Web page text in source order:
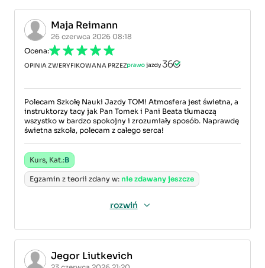
Maja Reimann
26 czerwca 2026 08:18
Ocena:
OPINIA ZWERYFIKOWANA PRZEZ
Polecam Szkołę Nauki Jazdy TOM! Atmosfera jest świetna, a
instruktorzy tacy jak Pan Tomek i Pani Beata tłumaczą
wszystko w bardzo spokojny i zrozumiały sposób. Naprawdę
świetna szkoła, polecam z całego serca!
Kurs, Kat.:B
Egzamin z teorii zdany w: nie zdawany jeszcze
rozwiń
Jegor Liutkevich